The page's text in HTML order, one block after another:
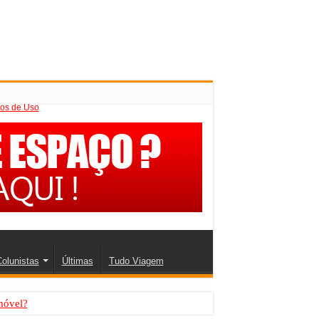
de Uso
Últimas Tudo Viagem